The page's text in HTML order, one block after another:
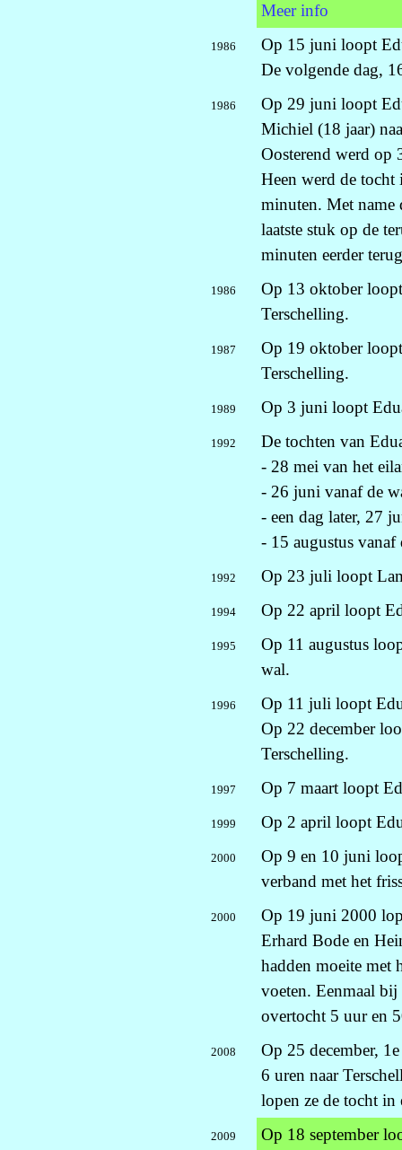
Meer info
1986
Op 15 juni loopt
De volgende dag,
1986
Op 29 juni loopt
Michiel (18 jaar)
Oosterend werd op
Heen werd de
minuten. Met name
laatste stuk op de
minuten eerder
1986
Op 13 oktober
Terschelling.
1987
Op 19 oktober
Terschelling.
1989 Op 3 juni loopt
1992
De tochten van
- 28 mei van het
- 26 juni vanaf de
- een dag later, 27
- 15 augustus vanaf
1992 Op 23 juli loopt
1994 Op 22 april loopt
1995
Op 11 augustus
wal.
1996
Op 11 juli loopt
Op 22 december
Terschelling.
1997 Op 7 maart loopt
1999 Op 2 april loopt
2000
Op 9 en 10 juni
verband met het
2000
Op 19 juni 2000
Erhard Bode en
hadden moeite met
voeten. Eenmaal
overtocht 5 uur en
2008
Op 25 december,
6 uren naar
lopen ze de tocht in
2009 Op 18 september